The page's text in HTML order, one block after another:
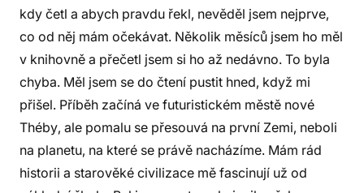
kdy četl a abych pravdu řekl, nevěděl jsem nejprve,
co od něj mám očekávat. Několik měsíců jsem ho měl
v knihovně a přečetl jsem si ho až nedávno. To byla
chyba. Měl jsem se do čtení pustit hned, když mi
přišel. Příběh začíná ve futuristickém městě nové
Théby, ale pomalu se přesouvá na první Zemi, neboli
na planetu, na které se právě nacházíme. Mám rád
historii a starověké civilizace mě fascinují už od